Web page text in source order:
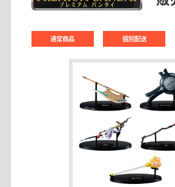
通常商品 個別配送